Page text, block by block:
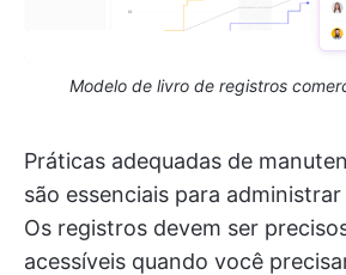
Modelo de livro de registros
Práticas adequadas de
são essenciais para
Os registros devem ser
acessíveis quando você